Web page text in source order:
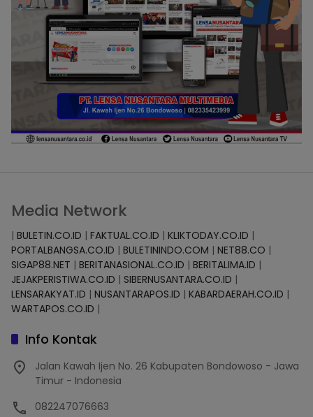
Media Network
| BULETIN.CO.ID | FAKTUAL.CO.ID | KLIKTODAY.CO.ID |
PORTALBANGSA.CO.ID | BULETININDO.COM | NET88.CO |
SIGAP88.NET | BERITANASIONAL.CO.ID | BERITALIMA.ID |
JEJAKPERISTIWA.CO.ID | SIBERNUSANTARA.CO.ID |
LENSARAKYAT.ID | NUSANTARAPOS.ID | KABARDAERAH.CO.ID |
WARTAPOS.CO.ID |
Info Kontak
Jalan Kawah Ijen No. 26 Kabupaten Bondowoso - Jawa
Timur - Indonesia
082247076663